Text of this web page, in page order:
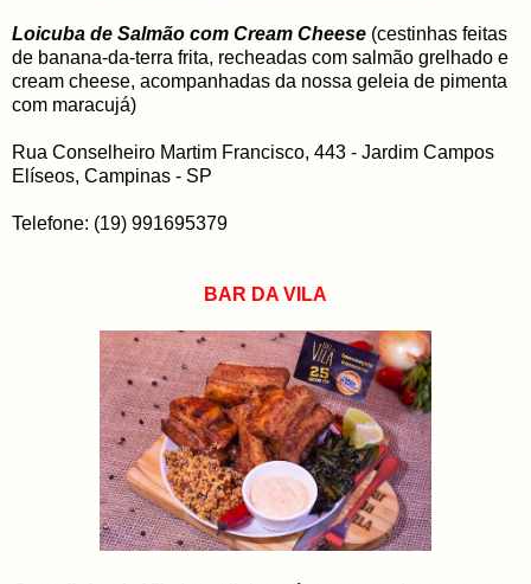
Loicuba de Salmão com Cream Cheese (cestinhas feitas
de banana-da-terra frita, recheadas com salmão grelhado e
cream cheese, acompanhadas da nossa geleia de pimenta
com maracujá)
Rua Conselheiro Martim Francisco, 443 - Jardim Campos
Elíseos, Campinas - SP
Telefone: (19) 991695379
BAR DA VILA